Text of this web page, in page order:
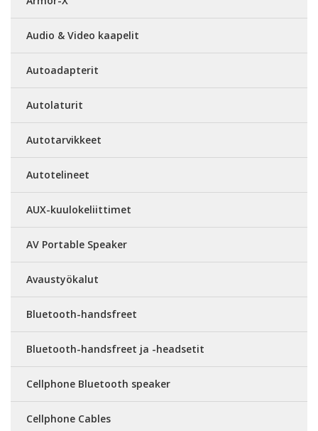
Audio & Video kaapelit
Autoadapterit
Autolaturit
Autotarvikkeet
Autotelineet
AUX-kuulokeliittimet
AV Portable Speaker
Avaustyökalut
Bluetooth-handsfreet
Bluetooth-handsfreet ja -headsetit
Cellphone Bluetooth speaker
Cellphone Cables